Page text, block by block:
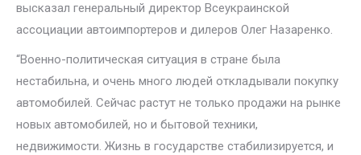
высказал генеральный директор Всеукраинской
ассоциации автоимпортеров и дилеров Олег Назаренко.
“Военно-политическая ситуация в стране была
нестабильна, и очень много людей откладывали покупку
автомобилей. Сейчас растут не только продажи на рынке
новых автомобилей, но и бытовой техники,
недвижимости. Жизнь в государстве стабилизируется, и